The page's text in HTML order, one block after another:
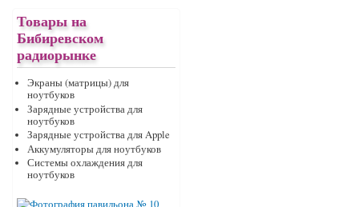
Товары на
Бибиревском
радиорынке
Экраны (матрицы) для
ноутбуков
Зарядные устройства для
ноутбуков
Зарядные устройства для Apple
Аккумуляторы для ноутбуков
Системы охлаждения для
ноутбуков